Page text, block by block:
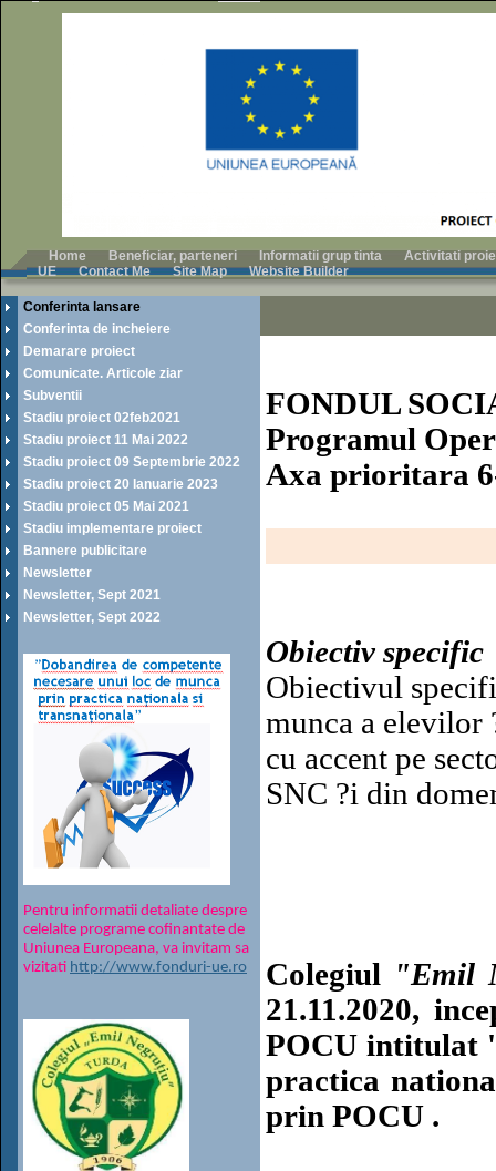
Home Beneficiar, parteneri Informatii grup tinta
Activitati
UE
Contact Me Site Map Website Builder
Conferinta lansare
Conferinta de incheiere
Demarare proiect
Comunicate. Articole ziar
Subventii
Stadiu proiect 02feb2021
Stadiu proiect 11 Mai 2022
Stadiu proiect 09 Septembrie 2022
Stadiu proiect 20 Ianuarie 2023
Stadiu proiect 05 Mai 2021
Stadiu implementare proiect
Bannere publicitare
Newsletter
Newsletter, Sept 2021
Newsletter, Sept 2022
Pentru informatii detaliate despre
celelalte programe cofinantate de
Uniunea Europeana, va invitam sa
vizitati http://www.fonduri-ue.ro
FONDUL
Programul
Axa prioritara
Obiectiv specific
Obiectivul
munca a elevilor
cu accent pe
SNC ?i din
Colegiul "Emil
21.11.2020,
POCU intitulat
practica
prin POCU .